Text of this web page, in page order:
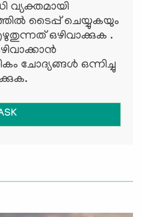
വ്യക്തമായി
ടൈപ്പ് ചെയ്യുകയും
ഒഴിവാക്കുക .
ചോദ്യങ്ങള്‍ ഒന്നിച്ചു